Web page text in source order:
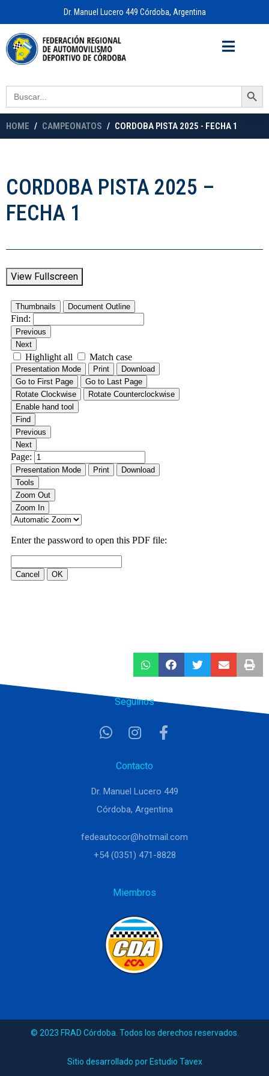
Dr. Manuel Lucero 449 Córdoba, Argentina
Search
for:
Search Button
HOME CAMPEONATOS CORDOBA PISTA 2025 - FECHA 1
CORDOBA PISTA 2025 –
FECHA 1
View Fullscreen
Seguinos
Contacto
Dr. Manuel Lucero 449
Córdoba, Argentina
fedeautocor@hotmail.com
+54 (0351) 471-8828
Miembros
© 2023 FRAD Córdoba. Todos los derechos reservados.
Sitio desarrollado por Estudio Tavex